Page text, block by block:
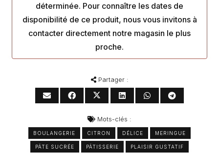
déterminée. Pour connaître les dates de
disponibilité de ce produit, nous vous invitons à
contacter directement notre magasin le plus
proche.
Partager :
Mots-clés :
BOULANGERIE CITRON DÉLICE MERINGUE
PÂTE SUCRÉE PÂTISSERIE PLAISIR GUSTATIF